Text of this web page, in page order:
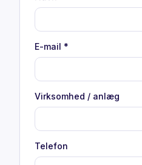
E-mail *
Virksomhed / anlæg
Telefon